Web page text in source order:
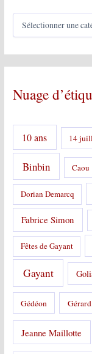
é
g
r
s
Nuage
10 ans 14
Binbin Caou
Dorian Demarcq
Fabrice Simon
Fêtes de Gayant
Gayant
Gédéon
Jeanne Maillotte